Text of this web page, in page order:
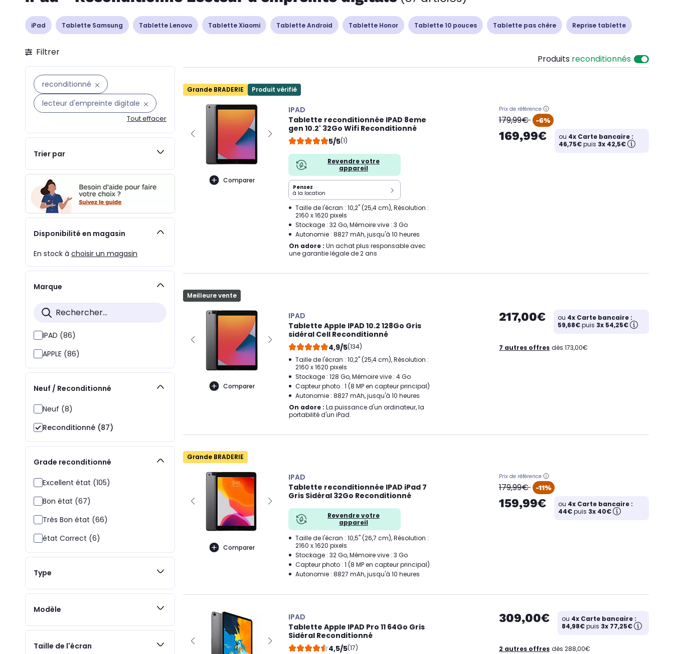
iPad Tablette Samsung Tablette Lenovo Tablette Xiaomi Tablette Android Tablette Honor Tablette 10 pouces Tablette pas chère Reprise tablette
Filtrer
reconditionné
lecteur d'empreinte digitale
Tout effacer
Trier par
Disponibilité en magasin
En stock à choisir un magasin
Marque
IPAD (86)
APPLE (86)
Neuf / Reconditionné
Neuf (8)
Reconditionné (87)
Grade reconditionné
Excellent état (105)
Bon état (67)
Très Bon état (66)
état Correct (6)
Type
Modèle
Taille de l'écran
Produits reconditionnés
Grande BRADERIE Produit vérifié
Comparer
IPAD
Tablette reconditionnée IPAD 8eme
gen 10.2' 32Go Wifi Reconditionné
5/5(1)
Revendre votre
appareil
Pensez
à la location
Taille de l'écran : 10,2" (25,4 cm), Résolution :
2160 x 1620 pixels
Stockage : 32 Go, Mémoire vive : 3 Go
Autonomie : 8827 mAh, jusqu'à 10 heures
On adore : Un achat plus responsable avec
une garantie légale de 2 ans
Prix de référence
oldPrice
179,99€ -6%
169,99€ ou 4x Carte bancaire :
46,75€puis 3x 42,5€
Meilleure vente
Comparer
IPAD
Tablette Apple IPAD 10.2 128Go Gris
sidéral Cell Reconditionné
4,9/5(134)
Taille de l'écran : 10,2" (25,4 cm), Résolution :
2160 x 1620 pixels
Stockage : 128 Go, Mémoire vive : 4 Go
Capteur photo : 1 (8 MP en capteur principal)
Autonomie : 8827 mAh, jusqu'à 10 heures
On adore : La puissance d'un ordinateur, la
portabilité d'un iPad.
217,00€ ou 4x Carte bancaire :
59,68€puis 3x 54,25€
7 autres offres dès 173,00€
Grande BRADERIE
Comparer
IPAD
Tablette reconditionnée IPAD iPad 7
Gris Sidéral 32Go Reconditionné
Revendre votre
appareil
Taille de l'écran : 10,5" (26,7 cm), Résolution :
2160 x 1620 pixels
Stockage : 32 Go, Mémoire vive : 3 Go
Capteur photo : 1 (8 MP en capteur principal)
Autonomie : 8827 mAh, jusqu'à 10 heures
Prix de référence
oldPrice
179,99€ -11%
159,99€ ou 4x Carte bancaire :
44€puis 3x 40€
IPAD
Tablette Apple IPAD Pro 11 64Go Gris
Sidéral Reconditionné
4,5/5(17)
309,00€ ou 4x Carte bancaire :
84,98€puis 3x 77,25€
2 autres offres dès 288,00€